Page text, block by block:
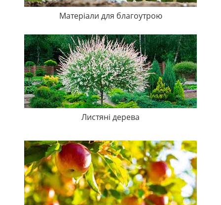
Матеріали для благоутрою
Листяні дерева